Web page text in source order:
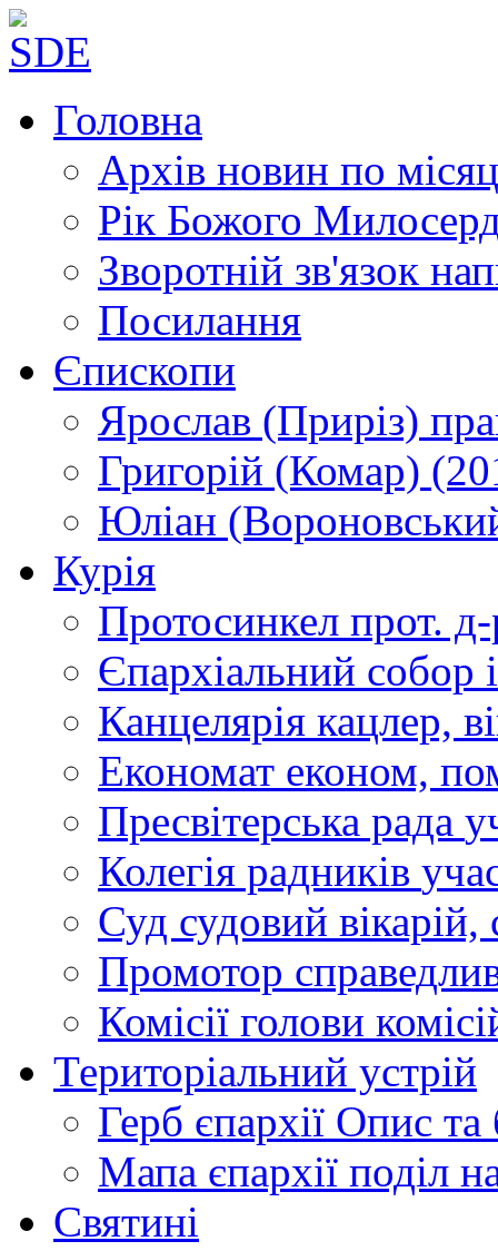
Головна
Архів новин по
Рік Божого
Зворотній зв'язок
Посилання
Єпископи
Ярослав (Приріз)
Григорій (Комар)
Юліан
Курія
Протосинкел прот.
Єпархіальний собор
Канцелярія кацлер,
Економат економ,
Пресвітерська рада
Колегія радників
Суд судовий вікарій,
Промотор
Комісії голови
Територіальний устрій
Герб єпархії Опис та
Мапа єпархії поділ
Святині